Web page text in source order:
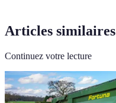
Articles similaires
Continuez votre lecture